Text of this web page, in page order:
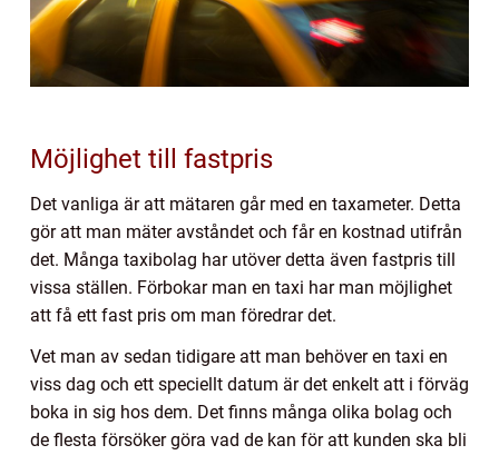
Möjlighet till fastpris
Det vanliga är att mätaren går med en taxameter. Detta
gör att man mäter avståndet och får en kostnad utifrån
det. Många taxibolag har utöver detta även fastpris till
vissa ställen. Förbokar man en taxi har man möjlighet
att få ett fast pris om man föredrar det.
Vet man av sedan tidigare att man behöver en taxi en
viss dag och ett speciellt datum är det enkelt att i förväg
boka in sig hos dem. Det finns många olika bolag och
de flesta försöker göra vad de kan för att kunden ska bli